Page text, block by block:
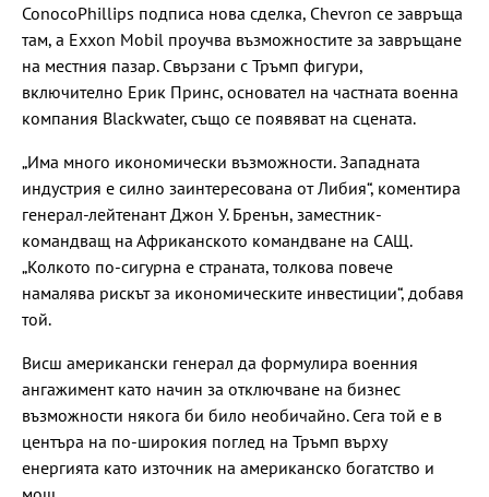
ConocoPhillips подписа нова сделка, Chevron се завръща
там, а Exxon Mobil проучва възможностите за завръщане
на местния пазар. Свързани с Тръмп фигури,
включително Ерик Принс, основател на частната военна
компания Blackwater, също се появяват на сцената.
„Има много икономически възможности. Западната
индустрия е силно заинтересована от Либия“, коментира
генерал-лейтенант Джон У. Бренън, заместник-
командващ на Африканското командване на САЩ.
„Колкото по-сигурна е страната, толкова повече
намалява рискът за икономическите инвестиции“, добавя
той.
Висш американски генерал да формулира военния
ангажимент като начин за отключване на бизнес
възможности някога би било необичайно. Сега той е в
центъра на по-широкия поглед на Тръмп върху
енергията като източник на американско богатство и